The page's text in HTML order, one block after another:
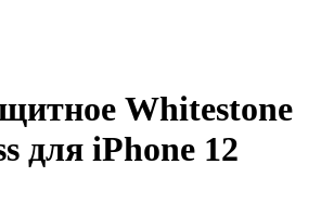
Whitestone
для iPhone 12